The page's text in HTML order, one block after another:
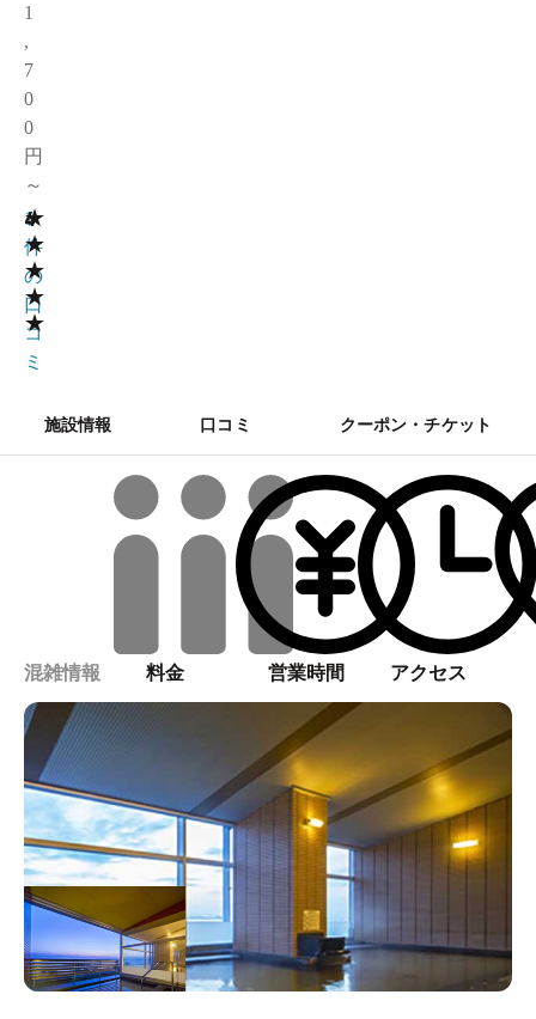
1
,
7
0
0
円
～
★
★
★
★
★
4
1
件
の
口
コ
ミ
施設情報 口コミ クーポン・チケット
混雑情報 料金 営業時間 アクセス